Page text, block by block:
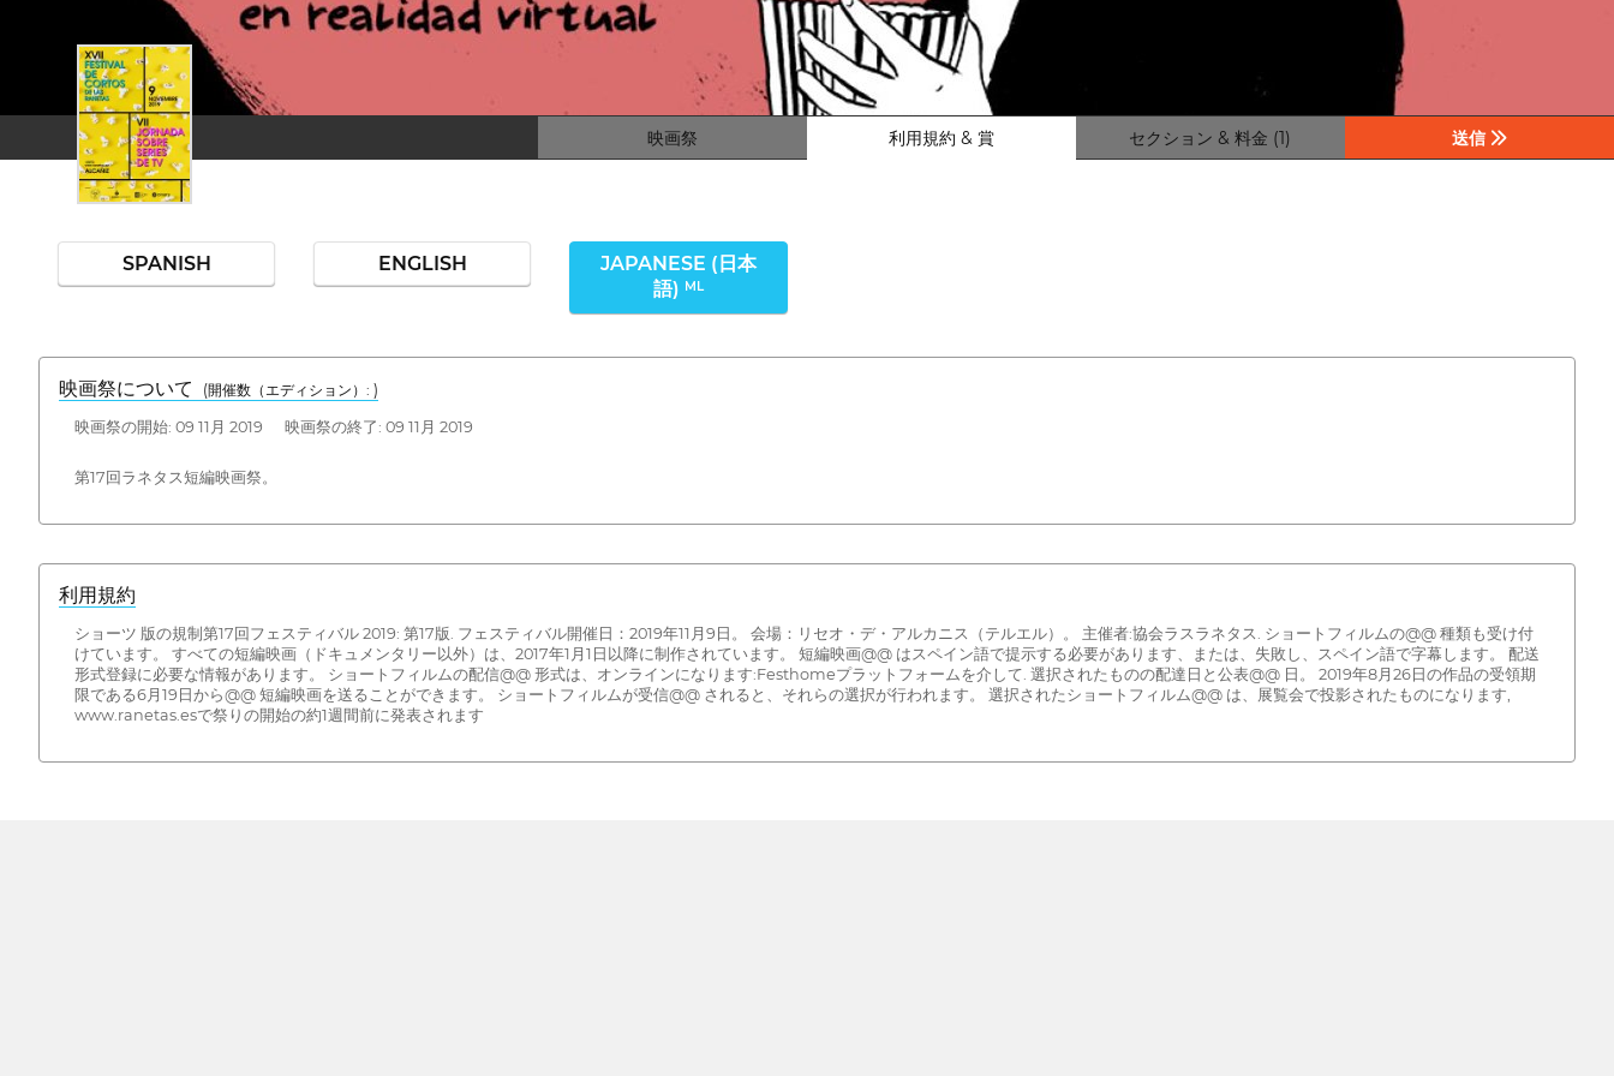
映画祭 利用規約 & 賞 セクション & 料金 (1) 送信
SPANISH ENGLISH
JAPANESE (日本
語) ML
映画祭について (開催数（エディション）: )
映画祭の開始: 09 11月 2019 映画祭の終了: 09 11月 2019
第17回ラネタス短編映画祭。
利用規約
ショーツ 版の規制第17回フェスティバル 2019: 第17版. フェスティバル開催日：2019年11月9日。 会場：リセオ・デ・アルカニス（テルエル）。 主催者:協会ラスラネタス. ショートフィルムの@@ 種類も受け付
けています。 すべての短編映画（ドキュメンタリー以外）は、2017年1月1日以降に制作されています。 短編映画@@ はスペイン語で提示する必要があります、または、失敗し、スペイン語で字幕します。 配送
形式登録に必要な情報があります。 ショートフィルムの配信@@ 形式は、オンラインになります:Festhomeプラットフォームを介して. 選択されたものの配達日と公表@@ 日。 2019年8月26日の作品の受領期
限である6月19日から@@ 短編映画を送ることができます。 ショートフィルムが受信@@ されると、それらの選択が行われます。 選択されたショートフィルム@@ は、展覧会で投影されたものになります,
www.ranetas.esで祭りの開始の約1週間前に発表されます